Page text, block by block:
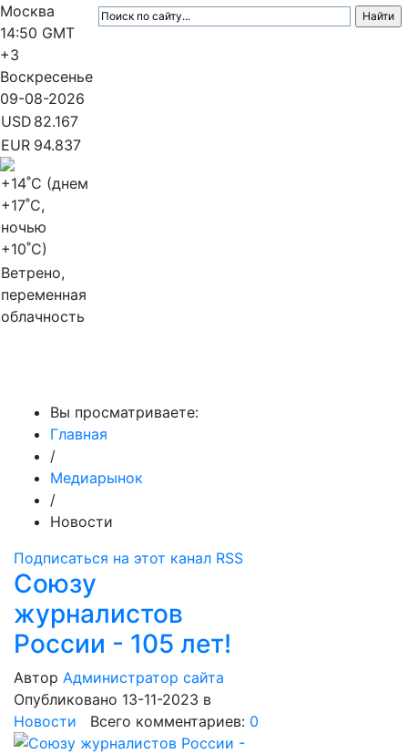
Москва
14:50 GMT
+3
Воскресенье
09-08-2026
USD 82.167
EUR 94.837
+14˚C (днем
+17˚C,
ночью
+10˚C)
Ветрено,
переменная
облачность
Вы просматриваете:
Главная
/
Медиарынок
/
Новости
Подписаться на этот канал RSS
Союзу
журналистов
России - 105 лет!
Автор Администратор сайта
Опубликовано 13-11-2023 в
Новости Всего комментариев: 0